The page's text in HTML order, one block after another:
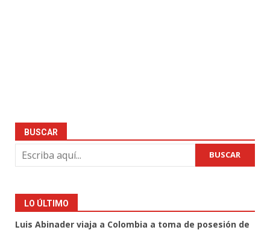
BUSCAR
BUSCAR
LO ÚLTIMO
Luis Abinader viaja a Colombia a toma de posesión de